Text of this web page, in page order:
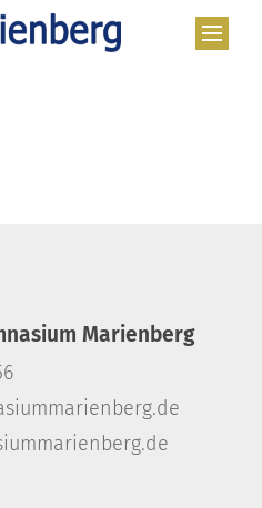
Marienberg